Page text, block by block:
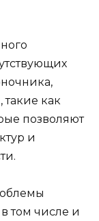
такие как
позволяют
и
том числе и